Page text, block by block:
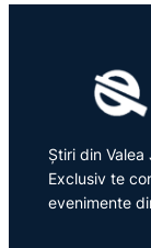
Știri din
Exclusiv te
evenimente